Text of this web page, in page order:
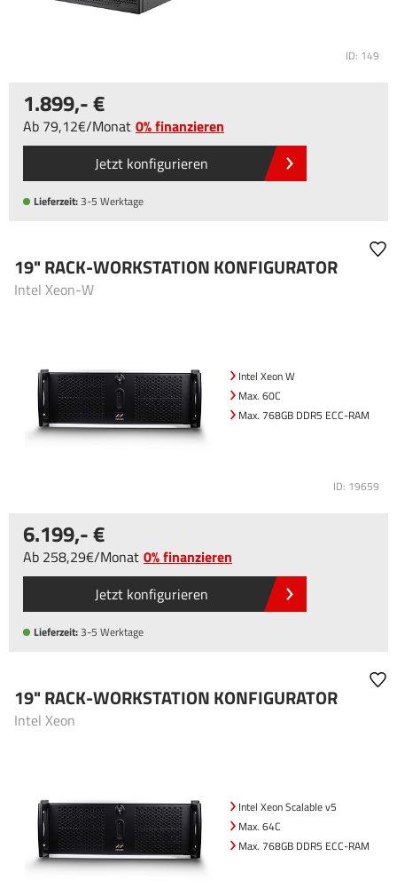
ID: 149
1.899,-
Ab 79,12 /Monat 0% finanzieren
Jetzt konfigurieren
Lieferzeit:3-5 Werktage
19" RACK-WORKSTATION KONFIGURATOR
Intel Xeon-W
Intel Xeon W
Max. 60C
Max. 768GB DDR5 ECC-RAM
ID: 19659
6.199,-
Ab 258,29 /Monat 0% finanzieren
Jetzt konfigurieren
Lieferzeit:3-5 Werktage
19" RACK-WORKSTATION KONFIGURATOR
Intel Xeon
Intel Xeon Scalable v5
Max. 64C
Max. 768GB DDR5 ECC-RAM